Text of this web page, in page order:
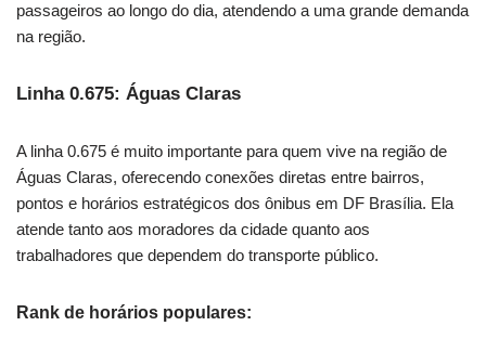
passageiros ao longo do dia, atendendo a uma grande demanda
na região.
Linha 0.675: Águas Claras
A linha 0.675 é muito importante para quem vive na região de
Águas Claras, oferecendo conexões diretas entre bairros,
pontos e horários estratégicos dos ônibus em DF Brasília. Ela
atende tanto aos moradores da cidade quanto aos
trabalhadores que dependem do transporte público.
Rank de horários populares: